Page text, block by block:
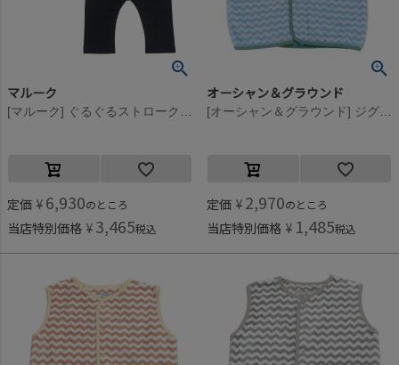
マルーク
[マルーク] ぐるぐるストロークPT天竺babyセット ブルー系(27)
定価 ¥ 6,930のところ
当店特別価格 ¥ 3,465税込
オーシャン＆グラウンド
[オーシャン＆グラウンド] ジグザグフリーススリーパー ライトブルー(LB)
定価 ¥ 2,970のところ
当店特別価格 ¥ 1,485税込